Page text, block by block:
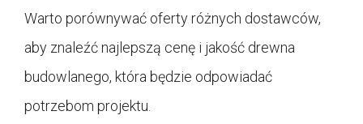
Warto porównywać oferty różnych dostawców,
aby znaleźć najlepszą cenę i jakość drewna
budowlanego, która będzie odpowiadać
potrzebom projektu.